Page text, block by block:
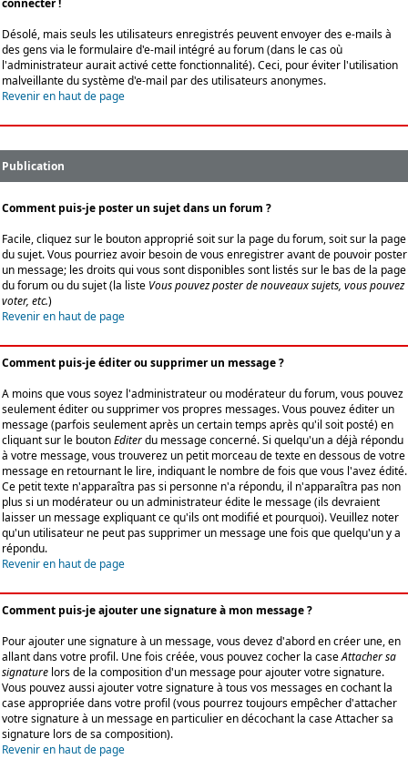
connecter !
Désolé, mais seuls les utilisateurs enregistrés peuvent envoyer des e-mails à
des gens via le formulaire d'e-mail intégré au forum (dans le cas où
l'administrateur aurait activé cette fonctionnalité). Ceci, pour éviter l'utilisation
malveillante du système d'e-mail par des utilisateurs anonymes.
Revenir en haut de page
Publication
Comment puis-je poster un sujet dans un forum ?
Facile, cliquez sur le bouton approprié soit sur la page du forum, soit sur la page
du sujet. Vous pourriez avoir besoin de vous enregistrer avant de pouvoir poster
un message; les droits qui vous sont disponibles sont listés sur le bas de la page
du forum ou du sujet (la liste Vous pouvez poster de nouveaux sujets, vous pouvez
voter, etc.)
Revenir en haut de page
Comment puis-je éditer ou supprimer un message ?
A moins que vous soyez l'administrateur ou modérateur du forum, vous pouvez
seulement éditer ou supprimer vos propres messages. Vous pouvez éditer un
message (parfois seulement après un certain temps après qu'il soit posté) en
cliquant sur le boutonEditerdu message concerné. Si quelqu'un a déjà répondu
à votre message, vous trouverez un petit morceau de texte en dessous de votre
message en retournant le lire, indiquant le nombre de fois que vous l'avez édité.
Ce petit texte n'apparaîtra pas si personne n'a répondu, il n'apparaîtra pas non
plus si un modérateur ou un administrateur édite le message (ils devraient
laisser un message expliquant ce qu'ils ont modifié et pourquoi). Veuillez noter
qu'un utilisateur ne peut pas supprimer un message une fois que quelqu'un y a
répondu.
Revenir en haut de page
Comment puis-je ajouter une signature à mon message ?
Pour ajouter une signature à un message, vous devez d'abord en créer une, en
allant dans votre profil. Une fois créée, vous pouvez cocher la caseAttacher sa
signature lors de la composition d'un message pour ajouter votre signature.
Vous pouvez aussi ajouter votre signature à tous vos messages en cochant la
case appropriée dans votre profil (vous pourrez toujours empêcher d'attacher
votre signature à un message en particulier en décochant la case Attacher sa
signature lors de sa composition).
Revenir en haut de page